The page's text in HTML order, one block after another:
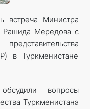
встреча Министра
Рашида Мередова с
в Туркменистане
вопросы
Туркменистана